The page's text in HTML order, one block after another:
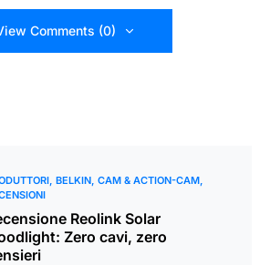
Comments (0)
BELKIN CAM & ACTION-CAM
Reolink Solar
Zero cavi, zero